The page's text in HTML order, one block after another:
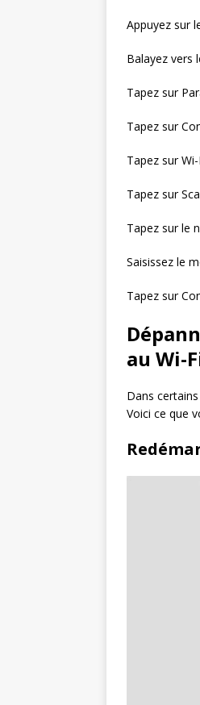
Appuyez sur
Balayez vers
Tapez sur
Tapez sur
Tapez sur Wi-
Tapez sur
Tapez sur le
Saisissez le
Tapez sur
au Wi-
Dans
Voici ce que